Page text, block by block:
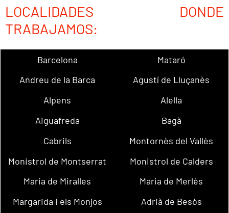
LOCALIDADES DONDE
TRABAJAMOS:
Barcelona
Mataró
Andreu de la Barca
Agustí de Lluçanès
Alpens
Alella
Aiguafreda
Bagà
Cabrils
Montornès del Vallès
Monistrol de Montserrat
Monistrol de Calders
Maria de Miralles
Maria de Merlès
Margarida i els Monjos
Adrià de Besòs